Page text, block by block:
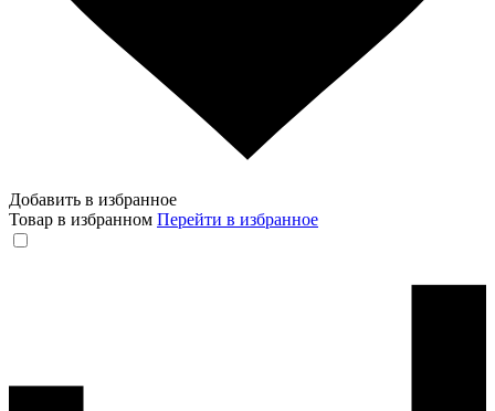
Добавить в избранное
Товар в избранном Перейти в избранное